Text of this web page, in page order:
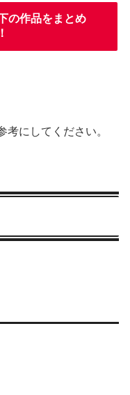
の作品をまとめ
考にしてください。